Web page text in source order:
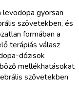
gyorsan
szövetekben, és
formában a
terápiás válasz
dózisok
mellékhatásokat
szövetekben